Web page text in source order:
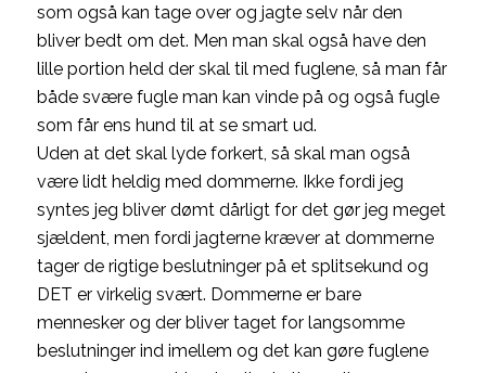
som også kan tage over og jagte selv når den
bliver bedt om det. Men man skal også have den
lille portion held der skal til med fuglene, så man får
både svære fugle man kan vinde på og også fugle
som får ens hund til at se smart ud.
Uden at det skal lyde forkert, så skal man også
være lidt heldig med dommerne. Ikke fordi jeg
syntes jeg bliver dømt dårligt for det gør jeg meget
sjældent, men fordi jagterne kræver at dommerne
tager de rigtige beslutninger på et splitsekund og
DET er virkelig svært. Dommerne er bare
mennesker og der bliver taget for langsomme
beslutninger ind imellem og det kan gøre fuglene